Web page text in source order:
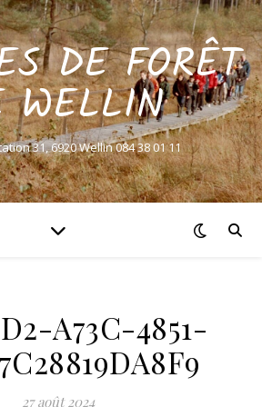
DE FORÊT
WELLIN
31, 6920 Wellin 084 38 01 11
A73C-4851-
27 août 2024